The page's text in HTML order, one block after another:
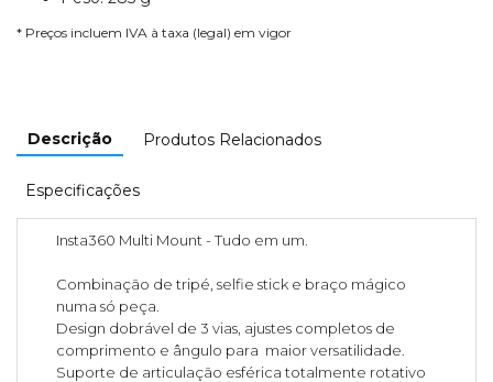
* Preços incluem IVA à taxa (legal) em vigor
Descrição Produtos Relacionados
Especificações
Insta360 Multi Mount - Tudo em um.
Combinação de tripé, selfie stick e braço mágico
numa só peça.
Design dobrável de 3 vias, ajustes completos de
comprimento e ângulo para maior versatilidade.
Suporte de articulação esférica totalmente rotativo